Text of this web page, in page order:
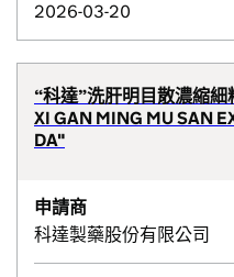
2026-03-20
“科達”洗肝明目散濃縮細
XI GAN MING MU SAN
DA"
申請商
科達製藥股份有限公司